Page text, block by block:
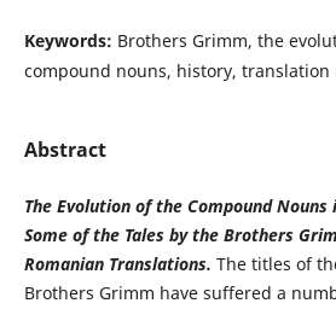
Keywords: Brothers Grimm, the
compound nouns, history, translation
Abstract
The Evolution of the Compound
Some of the Tales by the Brothers
Romanian Translations. The titles of
Brothers Grimm have suffered a